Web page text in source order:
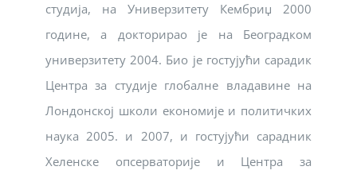
студија, на Универзитету Кембриџ 2000
године, а докторирао је на Београдком
универзитету 2004. Био је гостујући сарадик
Центра за студије глобалне владавине на
Лондонској школи економије и политичких
наука 2005. и 2007, и гостујући сарадник
Хеленске опсерваторије и Центра за